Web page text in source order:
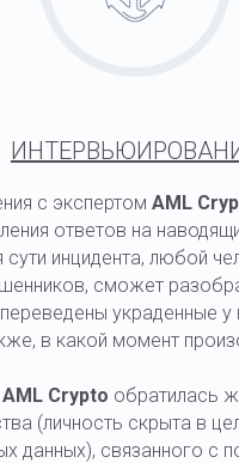
с экспертом AML
ответов на
инцидента, любой
сможет
украденные у
в какой момент
AML Crypto обратилась
(личность скрыта в
данных), связанного с